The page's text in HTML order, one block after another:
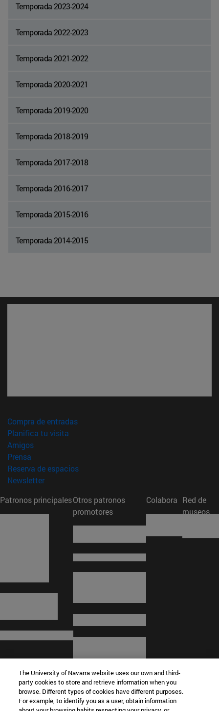
Temporada 2023-2024
Temporada 2022-2023
Temporada 2021-2022
Temporada 2020-2021
Temporada 2019-2020
Temporada 2018-2019
Temporada 2017-2018
Temporada 2016-2017
Temporada 2015-2016
Temporada 2014-2015
Compra de entradas(abre en nueva ventana)
Planifica tu visita
Amigos(abre en nueva ventana)
Prensa
Reserva de espacios(abre en nueva ventana)
Newsletter(abre en nueva ventana)
Patronos principalesOtros patronos
promotores
Colabora Red de
museos
The University of Navarra website uses our own and third-
party cookies to store and retrieve information when you
browse. Different types of cookies have different purposes.
For example, to identify you as a user, obtain information